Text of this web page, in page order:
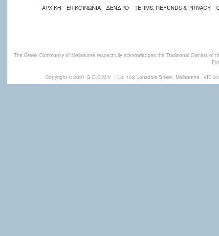
ΑΡΧΙΚΗ ΕΠΙΚΟΙΝΩΝΙΑ ΔΕΝΔΡΟ TERMS, REFUNDS & PRIVACY
The Greek Community of Melbourne respectfully acknowledges the Traditional Owners
Copyright © 2021 G.O.C.M.V | L3, 168 Lonsdale Street, Melbourne, VIC